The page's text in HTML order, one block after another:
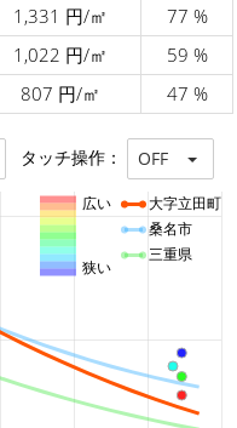
1,331 円/㎡
77 %
1,022 円/㎡
59 %
807 円/㎡ 47 %
タッチ操作： OFF
大字立田町
桑名市
三重県
広い
狭い